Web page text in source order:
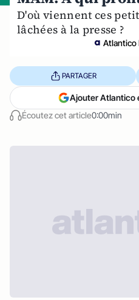
D'où viennent ces
lâchées à la presse ?
Atlantico
Écoutez cet article0:00min
PARTAGER
Ajouter Atlantico